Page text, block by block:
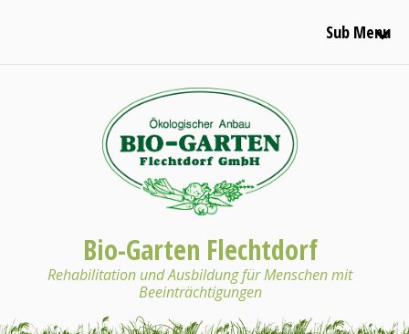
Sub Menu
Bio-Garten Flechtdorf
Rehabilitation und Ausbildung für Menschen mit
Beeinträchtigungen